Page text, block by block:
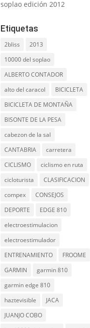
soplao edición 2012
Etiquetas
2bliss
2013
10000 del soplao
ALBERTO CONTADOR
alto del caracol
BICICLETA
BICICLETA DE MONTAÑA
BISONTE DE LA PESA
cabezon de la sal
CANTABRIA
carretera
CICLISMO
ciclismo en ruta
cicloturista
CLASIFICACION
compex
CONSEJOS
DEPORTE
EDGE 810
electroestimulacion
electroestimulador
ENTRENAMIENTO
FROOME
GARMIN
garmin 810
garmin edge 810
haztevisible
JACA
JUANJO COBO